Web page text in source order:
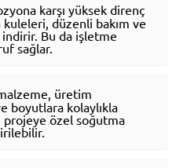
karşı yüksek direnç
düzenli bakım ve
indirir. Bu da işletme
sağlar.
üretim
boyutlara kolaylıkla
projeye özel soğutma